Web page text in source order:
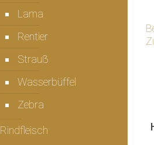
Lama
Rentier
Strauẞ
Wasserbüffel
Zebra
Rindfleisch